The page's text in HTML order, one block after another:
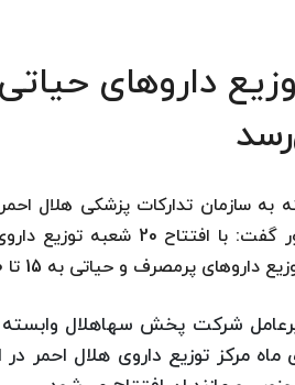
داروهای
تحت پوشش هلال احمر در سراسر
و حیاتی به 15 تا 20 درصد می‌رسید.
شركت پخش سهاهلال وابسته
با بیان اینكه روز سه شنبه 29 دی ماه مركز توزیع